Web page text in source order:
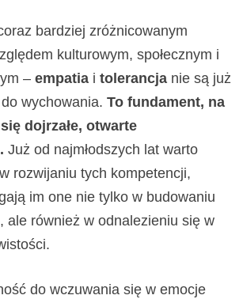
bardziej zróżnicowanym
kulturowym, społecznym i
–empatia itolerancja nie są już
wychowania.To fundament, na
dojrzałe, otwarte
Już od najmłodszych lat warto
rozwijaniu tych kompetencji,
im one nie tylko w budowaniu
ale również w odnalezieniu się w
do wczuwania się w emocje